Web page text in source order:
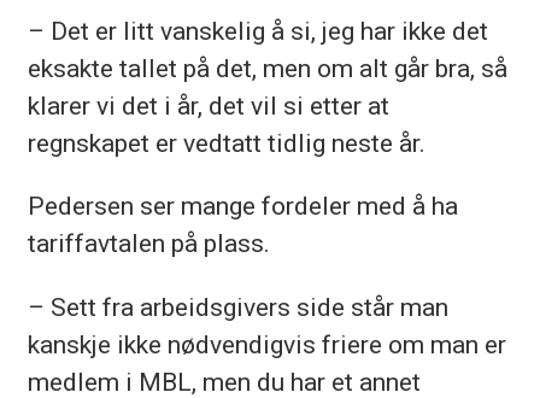
– Det er litt vanskelig å si, jeg har ikke det
eksakte tallet på det, men om alt går bra, så
klarer vi det i år, det vil si etter at
regnskapet er vedtatt tidlig neste år.
Pedersen ser mange fordeler med å ha
tariffavtalen på plass.
– Sett fra arbeidsgivers side står man
kanskje ikke nødvendigvis friere om man er
medlem i MBL, men du har et annet